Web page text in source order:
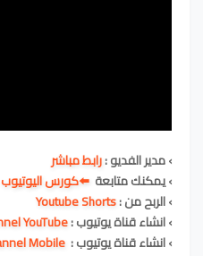
› مدير الفديو :رابط مباشر
› يمكنك متابعة ⬅️كورس اليوتيوب
› الربح من :Youtube Shorts
› انشاء قناة يوتيوب :
› انشاء قناة يوتيوب :